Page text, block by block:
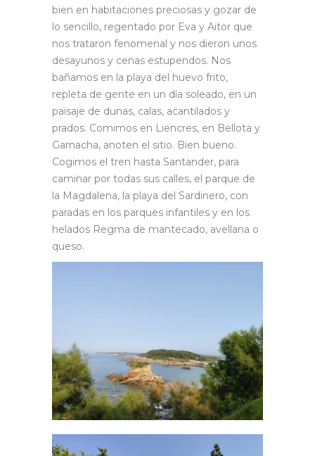
bien en habitaciones preciosas y gozar de
lo sencillo, regentado por Eva y Aitor que
nos trataron fenomenal y nos dieron unos
desayunos y cenas estupendos. Nos
bañamos en la playa del huevo frito,
repleta de gente en un día soleado, en un
paisaje de dunas, calas, acantilados y
prados. Comimos en Liencres, en Bellota y
Garnacha, anoten el sitio. Bien bueno.
Cogimos el tren hasta Santander, para
caminar por todas sus calles, el parque de
la Magdalena, la playa del Sardinero, con
paradas en los parques infantiles y en los
helados Regma de mantecado, avellana o
queso.